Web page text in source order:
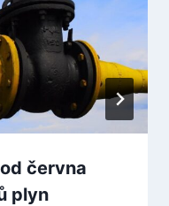
června
plyn